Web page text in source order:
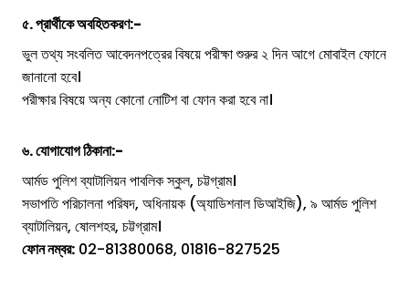
৫. প্রার্থীকে অবহিতকরণ:-
ভুল তথ্য সংবলিত আবেদনপত্রের বিষয়ে পরীক্ষা শুরুর ২ দিন আগে মোবাইল ফোনে
জানানো হবে।
পরীক্ষার বিষয়ে অন্য কোনো নোটিশ বা ফোন করা হবে না।
৬. যোগাযোগ ঠিকানা:-
আর্মড পুলিশ ব্যাটালিয়ন পাবলিক স্কুল, চট্টগ্রাম।
সভাপতি পরিচালনা পরিষদ, অধিনায়ক (অ্যাডিশনাল ডিআইজি), ৯ আর্মড পুলিশ
ব্যাটালিয়ন, ষোলশহর, চট্টগ্রাম।
ফোন নম্বর: 02-81380068, 01816-827525